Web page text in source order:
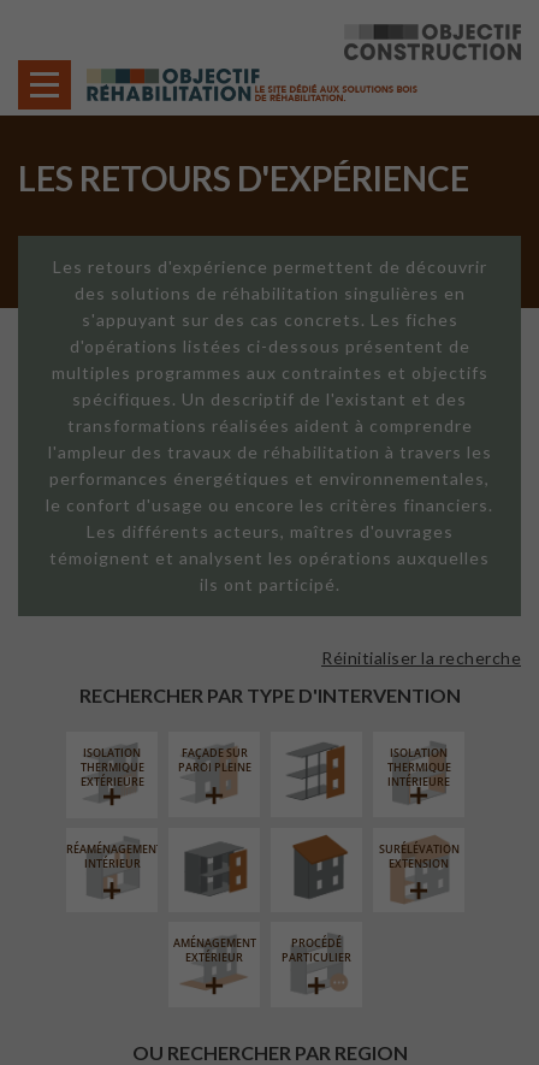
LES RETOURS D'EXPÉRIENCE
Les retours d'expérience permettent de découvrir
des solutions de réhabilitation singulières en
s'appuyant sur des cas concrets. Les fiches
d'opérations listées ci-dessous présentent de
multiples programmes aux contraintes et objectifs
spécifiques. Un descriptif de l'existant et des
transformations réalisées aident à comprendre
l'ampleur des travaux de réhabilitation à travers les
performances énergétiques et environnementales,
le confort d'usage ou encore les critères financiers.
Les différents acteurs, maîtres d'ouvrages
témoignent et analysent les opérations auxquelles
ils ont participé.
RECHERCHER PAR TYPE D'INTERVENTION
Réinitialiser la recherche
ISOLATION
THERMIQUE
EXTÉRIEURE
FAÇADE SUR
PAROI PLEINE
FAÇADE SUR
LINÉAIRE
ISOLATION
THERMIQUE
INTÉRIEURE
RÉAMÉNAGEMENT
INTÉRIEUR
FERMETURE
LOGGIAS
RÉFECTION DES
TOITURES
SURÉLÉVATION
EXTENSION
AMÉNAGEMENT
EXTÉRIEUR
PROCÉDÉ
PARTICULIER
OU RECHERCHER PAR REGION